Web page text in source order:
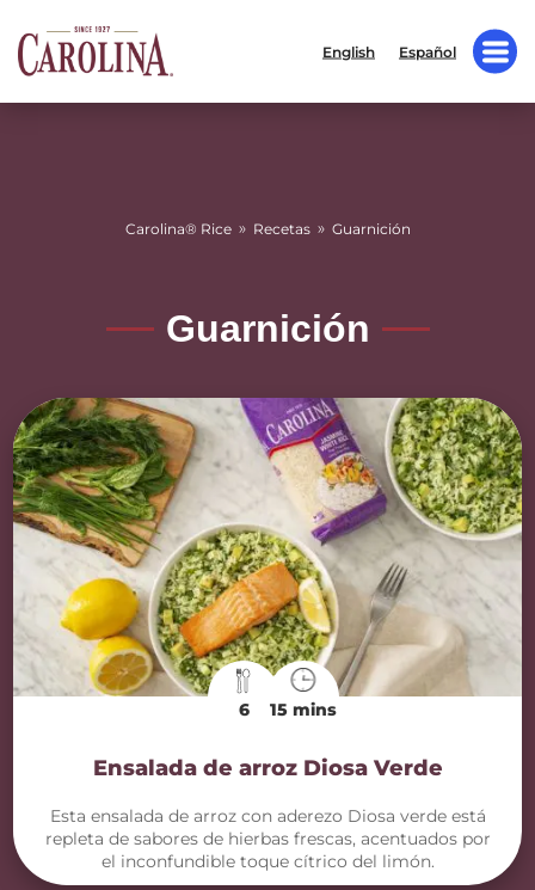
English Español
Carolina® Rice » Recetas » Guarnición
Guarnición
6 15 mins
Ensalada de arroz Diosa Verde
Esta ensalada de arroz con aderezo Diosa verde está
repleta de sabores de hierbas frescas, acentuados por
el inconfundible toque cítrico del limón.